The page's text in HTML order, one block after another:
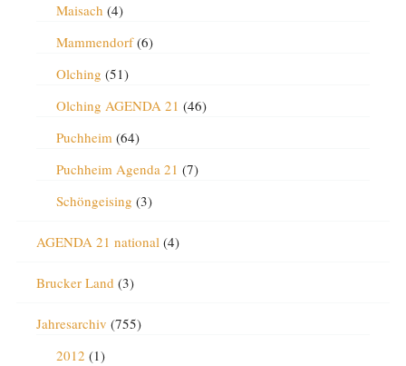
Maisach (4)
Mammendorf(6)
Olching (51)
Olching AGENDA 21 (46)
Puchheim(64)
Puchheim Agenda 21 (7)
Schöngeising (3)
AGENDA 21 national(4)
Brucker Land (3)
Jahresarchiv (755)
2012 (1)